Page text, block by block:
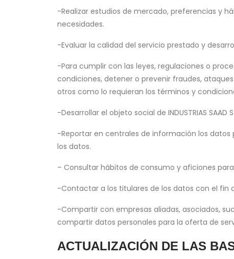
-Realizar estudios de mercado, preferencias y
necesidades.
-Evaluar la calidad del servicio prestado y
-Para cumplir con las leyes, regulaciones o
condiciones, detener o prevenir fraudes, ataques
otros como lo requieran los términos y
-Desarrollar el objeto social de INDUSTRIAS
-Reportar en centrales de información los
los datos.
– Consultar hábitos de consumo y aficiones
-Contactar a los titulares de los datos con el fin
-Compartir con empresas aliadas, asociados,
compartir datos personales para la oferta de
ACTUALIZACIÓN DE LAS